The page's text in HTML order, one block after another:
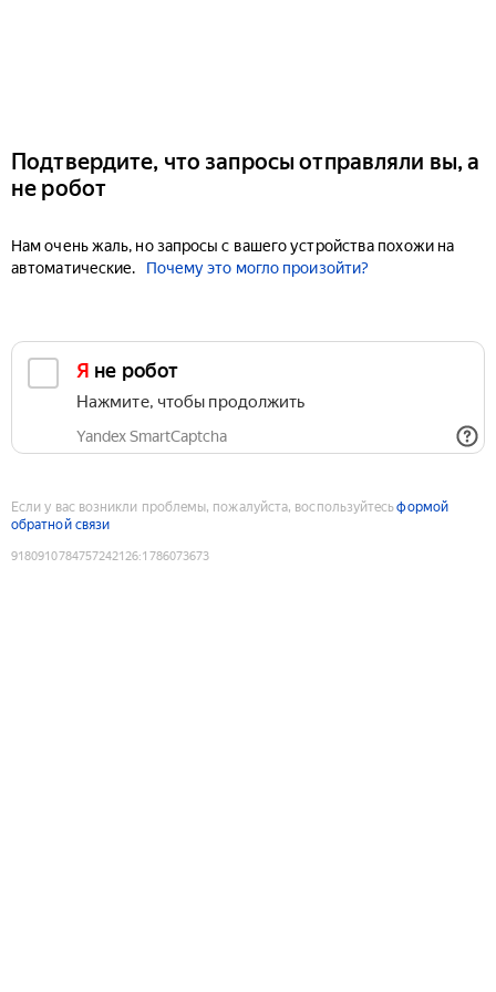
Подтвердите, что запросы отправляли вы, а
не робот
Нам очень жаль, но запросы с вашего устройства похожи на
автоматические.
Почему это могло произойти?
Я не робот
Нажмите, чтобы продолжить
Yandex SmartCaptcha
Если у вас возникли проблемы, пожалуйста, воспользуйтесьформой
обратной связи
9180910784757242126:1786073673